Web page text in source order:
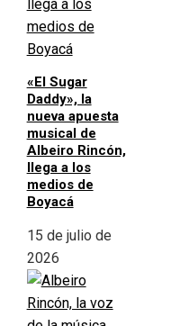
«El Sugar
Daddy», la
nueva apuesta
musical de
Albeiro Rincón,
llega a los
medios de
Boyacá
15 de julio de
2026